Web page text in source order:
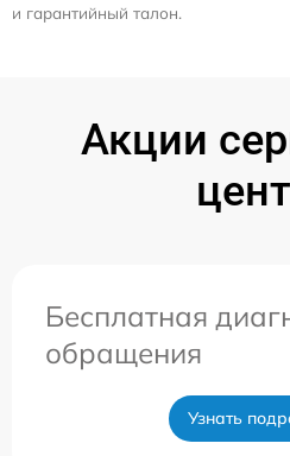
и гарантийный талон.
Акции
Бесплатная
обращения
Узнать